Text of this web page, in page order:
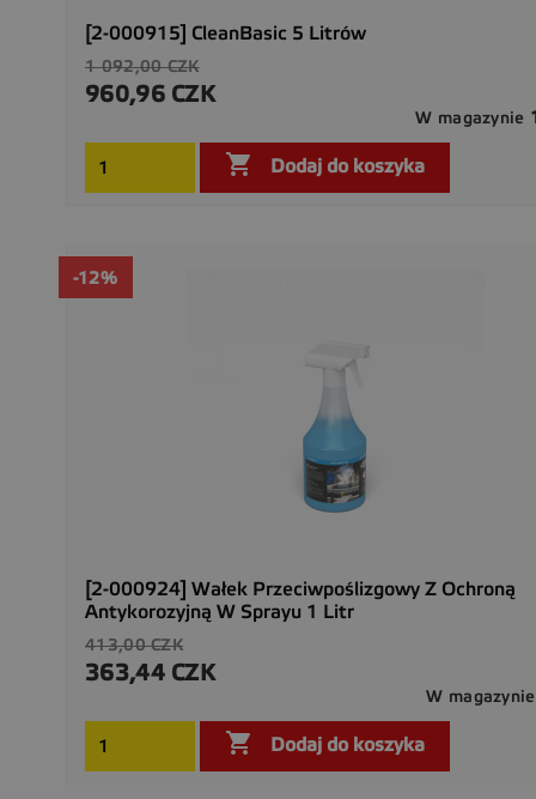
[2-000915] CleanBasic 5 Litrów
Cena
podstawowa
1 092,00 CZK
Cena
960,96 CZK
W magazynie
 Dodaj do koszyka
[2-000924] Wałek Przeciwpoślizgowy Z Ochroną
Antykorozyjną W Sprayu 1 Litr
Cena
podstawowa
413,00 CZK
-12%
Cena
363,44 CZK
W magazynie
 Dodaj do koszyka